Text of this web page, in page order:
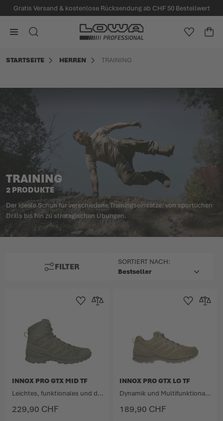
springen
Gratis Versand & kostenlose Rücksendung ab CHF 50 Bestellwert
Zur Startseite
SUCHE MEINE
STARTSEITE HERREN TRAINING
TRAINING
2 PRODUKTE
Der ideale Schuh für verschiedene Trainingseinsätze: von sportlichen
Drills bis hin zu strategischen Übungen.
FILTER
SORTIERT NACH:
229,90 CHF
INNOX PRO GTX MID TF
Leichtes, funktionales und dynamisches Einsatz-Multitalent.
Zur Wunschliste hinzufügen
Zur Vergleichsliste hinzufügen
189,90 CHF
INNOX PRO GTX LO TF
Dynamik und Multifunktionalität treffen auf Leichtigkeit.
Zur Zur